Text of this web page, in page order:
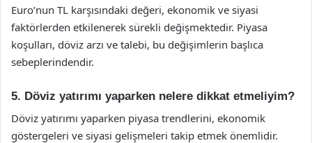
Euro’nun TL karşısındaki değeri, ekonomik ve siyasi
faktörlerden etkilenerek sürekli değişmektedir. Piyasa
koşulları, döviz arzı ve talebi, bu değişimlerin başlıca
sebeplerindendir.
5. Döviz yatırımı yaparken nelere dikkat etmeliyim?
Döviz yatırımı yaparken piyasa trendlerini, ekonomik
göstergeleri ve siyasi gelişmeleri takip etmek önemlidir.